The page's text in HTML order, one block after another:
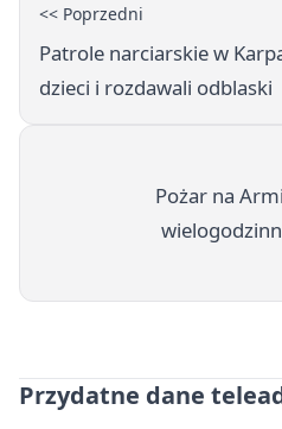
<< Poprzedni
Patrole narciarskie w
dzieci i rozdawali odblaski
Pożar na
Przydatne dane